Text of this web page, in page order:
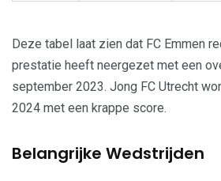
Deze tabel laat zien dat FC Emmen
prestatie heeft neergezet met een
september 2023. Jong FC Utrecht
2024 met een krappe score.
Belangrijke Wedstrijden